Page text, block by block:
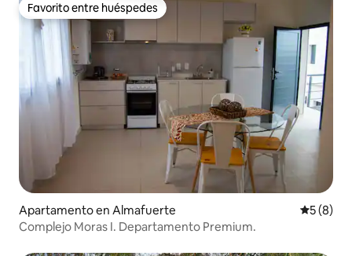
Favorito entre huéspedes
Favorito entre huéspedes
Apartamento en Almafuerte
5 (8)
Complejo Moras I. Departamento Premium.